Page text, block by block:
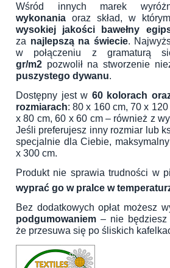
Wśród innych marek
wykonania oraz skład, w
wysokiej jakości bawełny
za najlepszą na świecie.
w połączeniu z gramaturą
gr/m2 pozwolił na stworzenie
puszystego dywanu.
Dostępny jest w 60 kolorach
rozmiarach: 80 x 160 cm, 70 x
x 80 cm, 60 x 60 cm – również z
Jeśli preferujesz inny rozmiar lub
specjalnie dla Ciebie,
x 300 cm.
Produkt nie sprawia trudności w
wyprać go w pralce w
Bez dodatkowych opłat możesz
podgumowaniem – nie będziesz
że przesuwa się po śliskich